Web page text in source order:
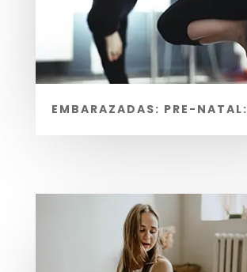
EMBARAZADAS: PRE-NATAL: